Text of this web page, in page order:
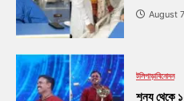
August
টলিপাড়াবিনোদন
শূন্য থেকে